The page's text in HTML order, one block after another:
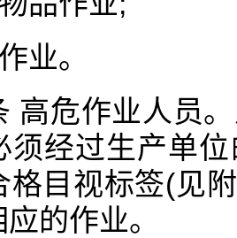
业。
高危作业人员
须经过生产单
格目视标签(见
的作业。